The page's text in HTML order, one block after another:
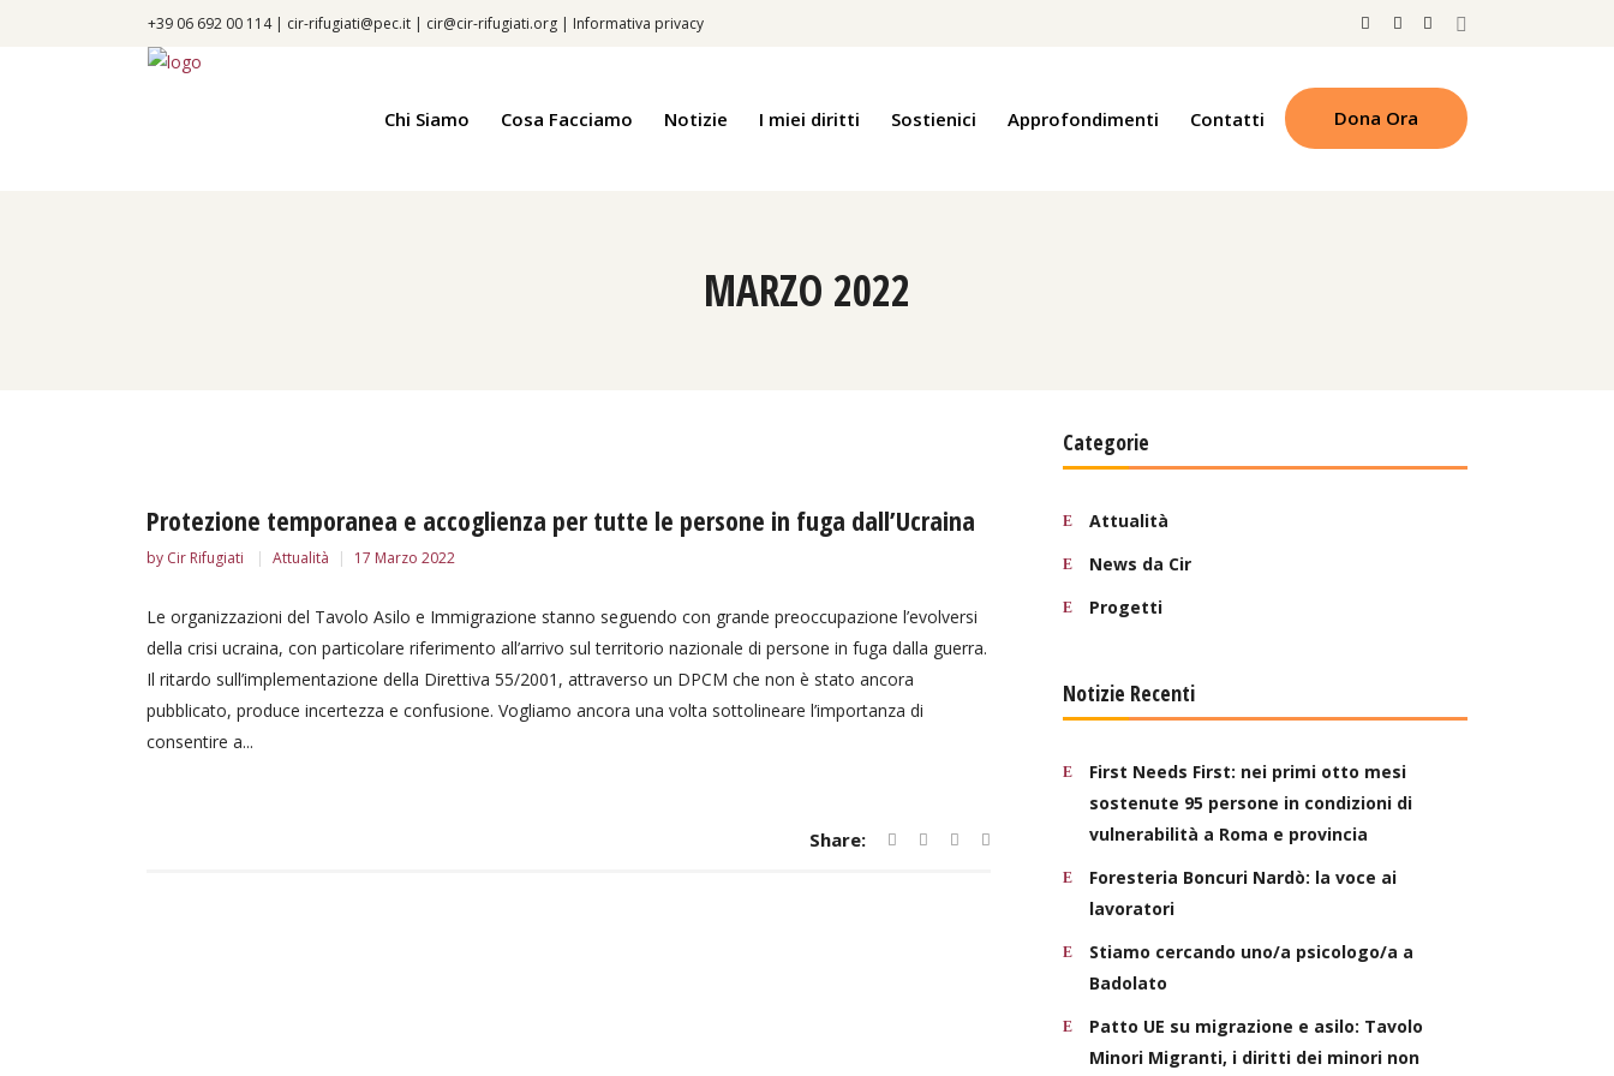
+39 06 692 00 114 | cir-rifugiati@pec.it | cir@cir-rifugiati.org | Informativa privacy
Chi Siamo Cosa Facciamo Notizie I miei diritti Sostienici Approfondimenti Contatti Dona Ora
MARZO 2022
Protezione temporanea e accoglienza per tutte le persone in fuga dall’Ucraina
by Cir Rifugiati Attualità 17 Marzo 2022
Le organizzazioni del Tavolo Asilo e Immigrazione stanno seguendo con grande preoccupazione l’evolversi
della crisi ucraina, con particolare riferimento all’arrivo sul territorio nazionale di persone in fuga dalla guerra.
Il ritardo sull’implementazione della Direttiva 55/2001, attraverso un DPCM che non è stato ancora
pubblicato, produce incertezza e confusione. Vogliamo ancora una volta sottolineare l’importanza di
consentire a...
Share:
Categorie
Attualità
News da Cir
Progetti
Notizie Recenti
First Needs First: nei primi otto mesi
sostenute 95 persone in condizioni di
vulnerabilità a Roma e provincia
Foresteria Boncuri Nardò: la voce ai
lavoratori
Stiamo cercando uno/a psicologo/a a
Badolato
Patto UE su migrazione e asilo: Tavolo
Minori Migranti, i diritti dei minori non